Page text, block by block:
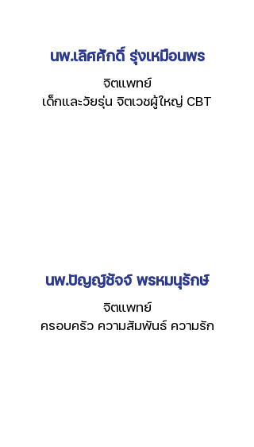
นพ.เลิศศักดิ์ รุ่งเหมือนพร
จิตแพทย์
เด็กและวัยรุ่น จิตเวชผู้ใหญ่ CBT
นพ.ปัญญ์ชัจจ์ พรหมนุรักษ์
จิตแพทย์
ครอบครัว ความสัมพันธ์ ความรัก